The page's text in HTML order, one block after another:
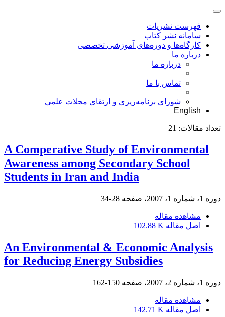
فهرست نشریات
سامانه نشر کتاب
کارگاه‌ها و دوره‌های آموزشی تخصصی
درباره ما
درباره ما
تماس با ما
شورای برنامه‌ریزی و ارتقای مجلات علمی
English
تعداد مقالات: 21
A Comperative Study of Environmental
Awareness among Secondary School
Students in Iran and India
دوره 1، شماره 1، 2007، صفحه 28-34
مشاهده مقاله
اصل مقاله 102.88 K
An Environmental & Economic Analysis
for Reducing Energy Subsidies
دوره 1، شماره 2، 2007، صفحه 150-162
مشاهده مقاله
اصل مقاله 142.71 K